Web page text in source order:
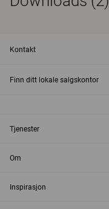
Kontakt
Finn ditt lokale salgskontor
Tjenester
Om
Inspirasjon